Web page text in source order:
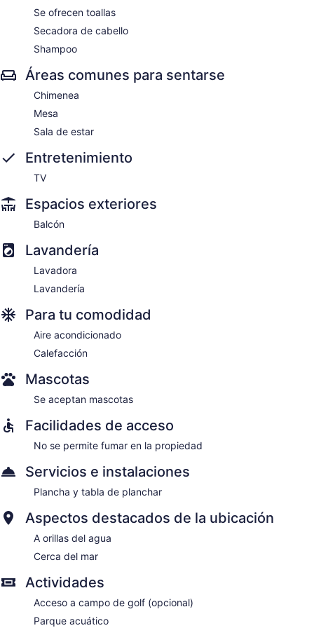
Se ofrecen toallas
Secadora de cabello
Shampoo
Áreas comunes para sentarse
Chimenea
Mesa
Sala de estar
Entretenimiento
TV
Espacios exteriores
Balcón
Lavandería
Lavadora
Lavandería
Para tu comodidad
Aire acondicionado
Calefacción
Mascotas
Se aceptan mascotas
Facilidades de acceso
No se permite fumar en la propiedad
Servicios e instalaciones
Plancha y tabla de planchar
Aspectos destacados de la ubicación
A orillas del agua
Cerca del mar
Actividades
Acceso a campo de golf (opcional)
Parque acuático